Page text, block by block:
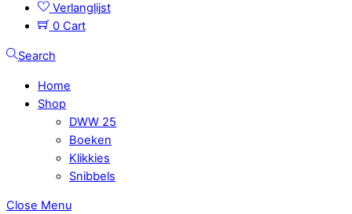
Verlanglijst
0 Cart
Search
Home
Shop
DWW 25
Boeken
Klikkies
Snibbels
Close Menu